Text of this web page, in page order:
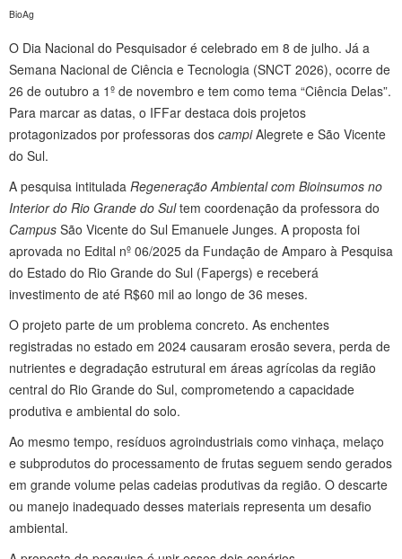
BioAg
O Dia Nacional do Pesquisador é celebrado em 8 de julho. Já a
Semana Nacional de Ciência e Tecnologia (SNCT 2026), ocorre de
26 de outubro a 1º de novembro e tem como tema “Ciência Delas”.
Para marcar as datas, o IFFar destaca dois projetos
protagonizados por professoras dos campiAlegrete e São Vicente
do Sul.
A pesquisa intitulada Regeneração Ambiental com Bioinsumos no
Interior do Rio Grande do Sultem coordenação da professora do
Campus São Vicente do Sul Emanuele Junges. A proposta foi
aprovada no Edital nº 06/2025 da Fundação de Amparo à Pesquisa
do Estado do Rio Grande do Sul (Fapergs) e receberá
investimento de até R$60 mil ao longo de 36 meses.
O projeto parte de um problema concreto. As enchentes
registradas no estado em 2024 causaram erosão severa, perda de
nutrientes e degradação estrutural em áreas agrícolas da região
central do Rio Grande do Sul, comprometendo a capacidade
produtiva e ambiental do solo.
Ao mesmo tempo, resíduos agroindustriais como vinhaça, melaço
e subprodutos do processamento de frutas seguem sendo gerados
em grande volume pelas cadeias produtivas da região. O descarte
ou manejo inadequado desses materiais representa um desafio
ambiental.